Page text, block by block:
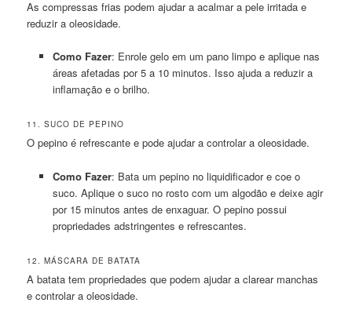
As compressas frias podem ajudar a acalmar a pele irritada e
reduzir a oleosidade.
Como Fazer: Enrole gelo em um pano limpo e aplique nas
áreas afetadas por 5 a 10 minutos. Isso ajuda a reduzir a
inflamação e o brilho.
11. SUCO DE PEPINO
O pepino é refrescante e pode ajudar a controlar a oleosidade.
Como Fazer: Bata um pepino no liquidificador e coe o
suco. Aplique o suco no rosto com um algodão e deixe agir
por 15 minutos antes de enxaguar. O pepino possui
propriedades adstringentes e refrescantes.
12. MÁSCARA DE BATATA
A batata tem propriedades que podem ajudar a clarear manchas
e controlar a oleosidade.